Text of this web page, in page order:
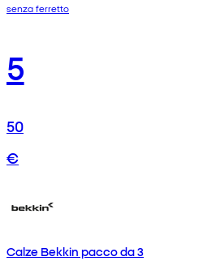
senza ferretto
5
50
€
Calze Bekkin pacco da 3